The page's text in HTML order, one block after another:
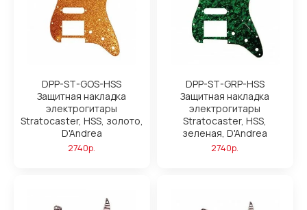
DPP-ST-GOS-HSS
Защитная накладка
электрогитары
Stratocaster, HSS, золото,
D'Andrea
2740р.
DPP-ST-GRP-HSS
Защитная накладка
электрогитары
Stratocaster, HSS,
зеленая, D'Andrea
2740р.